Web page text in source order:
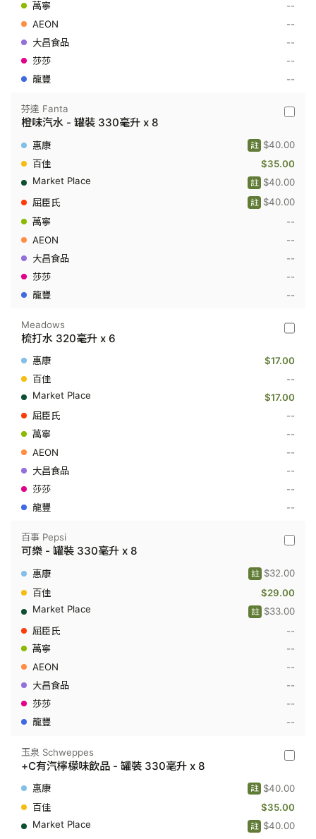
可
330
升
8
--
--
--
--
--
芬
Fanta
-
橙
汽
-
330
升
芬達 Fanta
橙味汽水 - 罐裝 330毫升 x 8
$40.00
註
$35.00
$40.00
註
$40.00
註
--
--
--
--
--
梳
打
水
毫
Meadows
梳打水 320毫升 x 6
$17.00
--
$17.00
--
--
--
--
--
--
百
Pepsi
-
可
-
裝
330
升
百事 Pepsi
可樂 - 罐裝 330毫升 x 8
$32.00
註
$29.00
$33.00
註
--
--
--
--
--
--
玉
-
+C
汽
玉泉 Schweppes
+C有汽檸檬味飲品 - 罐裝 330毫升 x 8
$40.00
註
$35.00
$40.00
註